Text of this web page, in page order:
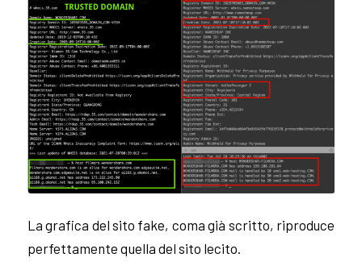
La grafica del sito fake, coma già scritto, riproduce
perfettamente quella del sito lecito.